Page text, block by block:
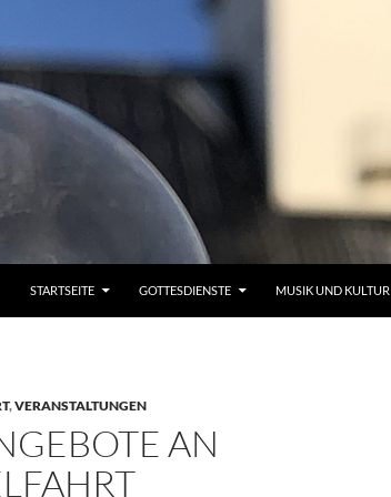
STARTSEITE GOTTESDIENSTE MUSIK UND KULTUR
,VERANSTALTUNGEN
AN